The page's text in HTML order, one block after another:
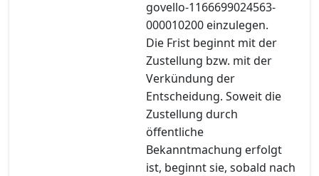
govello-1166699024563-
000010200 einzulegen.
Die Frist beginnt mit der
Zustellung bzw. mit der
Verkündung der
Entscheidung. Soweit die
Zustellung durch
öffentliche
Bekanntmachung erfolgt
ist, beginnt sie, sobald nach